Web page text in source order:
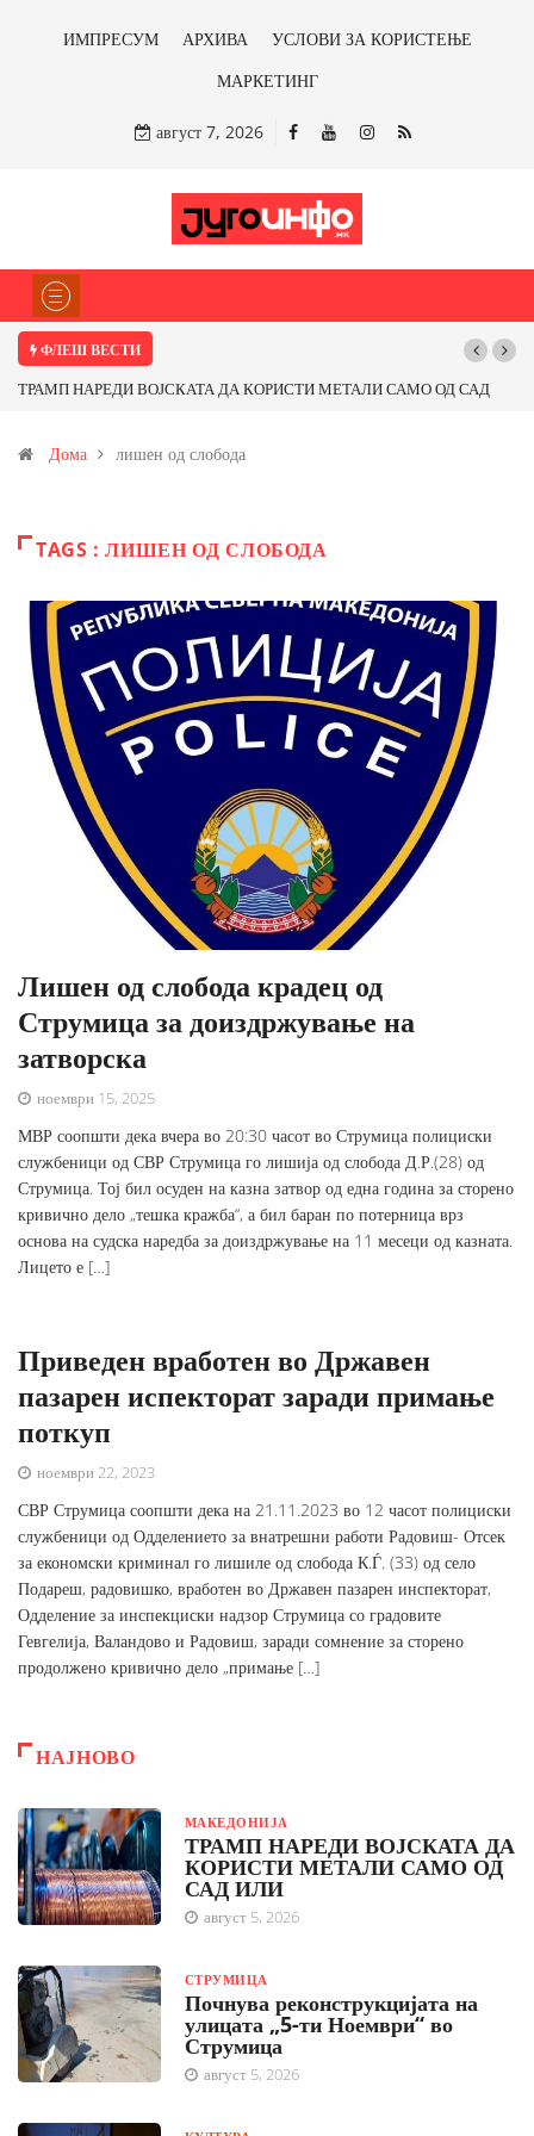
ИМПРЕСУМ АРХИВА
УСЛОВИ ЗА КОРИСТЕЊЕ
МАРКЕТИНГ
август 7, 2026
ФЛЕШ ВЕСТИ
ТРАМП НАРЕДИ ВОЈСКАТА ДА КОРИСТИ МЕТАЛИ САМО ОД САД
Иловица и со антимонот?
Дома лишен од слобода
TAGS : ЛИШЕН ОД СЛОБОДА
Лишен од слобода крадец од
Струмица за доиздржување на
затворска
ноември 15, 2025
МВР соопшти дека вчера во 20:30 часот во Струмица полициски
службеници од СВР Струмица го лишија од слобода Д.Р.(28) од
Струмица. Тој бил осуден на казна затвор од една година за сторено
кривично дело „тешка кражба“, а бил баран по потерница врз
основа на судска наредба за доиздржување на 11 месеци од казната.
Лицето е […]
Приведен вработен во Државен
пазарен испекторат заради примање
поткуп
ноември 22, 2023
СВР Струмица соопшти дека на 21.11.2023 во 12 часот полициски
службеници од Одделението за внатрешни работи Радовиш- Отсек
за економски криминал го лишиле од слобода К.Ѓ. (33) од село
Подареш, радовишко, вработен во Државен пазарен инспекторат,
Одделение за инспекциски надзор Струмица со градовите
Гевгелија, Валандово и Радовиш, заради сомнение за сторено
продолжено кривично дело „примање […]
НАЈНОВО
МАКЕДОНИЈА
ТРАМП НАРЕДИ ВОЈСКАТА ДА
КОРИСТИ МЕТАЛИ САМО ОД
САД ИЛИ
август 5, 2026
СТРУМИЦА
Почнува реконструкцијата на
улицата „5-ти Ноември“ во
Струмица
август 5, 2026